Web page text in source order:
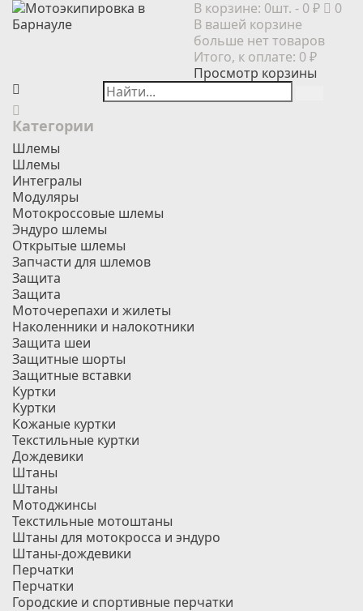
В корзине: 0шт. - 0 ₽
0
В вашей корзине
больше нет товаров
Итого, к оплате: 0 ₽
Просмотр корзины
Категории
Шлемы
Шлемы
Интегралы
Модуляры
Мотокроссовые шлемы
Эндуро шлемы
Открытые шлемы
Запчасти для шлемов
Защита
Защита
Моточерепахи и жилеты
Наколенники и налокотники
Защита шеи
Защитные шорты
Защитные вставки
Куртки
Куртки
Кожаные куртки
Текстильные куртки
Дождевики
Штаны
Штаны
Мотоджинсы
Текстильные мотоштаны
Штаны для мотокросса и эндуро
Штаны-дождевики
Перчатки
Перчатки
Городские и спортивные перчатки